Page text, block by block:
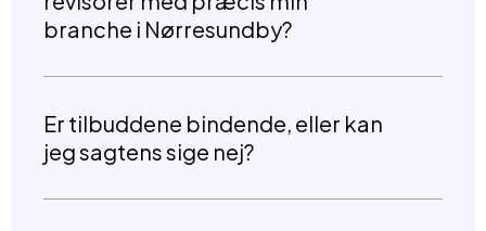
branche i Nørresundby?
Er tilbuddene bindende, eller kan
jeg sagtens sige nej?